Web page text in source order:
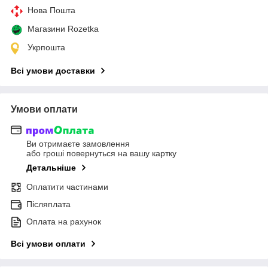
Нова Пошта
Магазини Rozetka
Укрпошта
Всі умови доставки
Умови оплати
Ви отримаєте замовлення
або гроші повернуться на вашу картку
Детальніше
Оплатити частинами
Післяплата
Оплата на рахунок
Всі умови оплати